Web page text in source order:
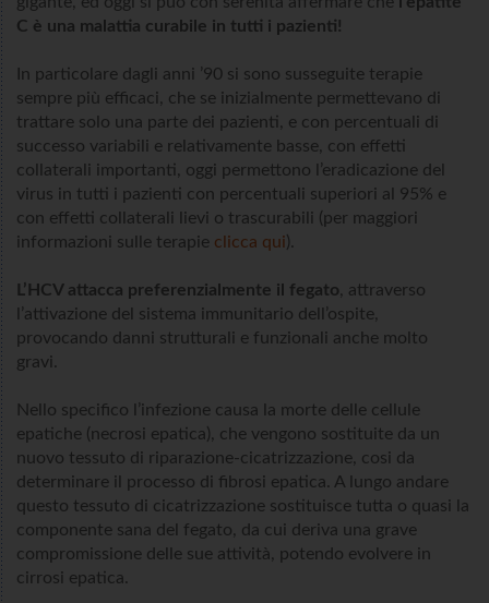
C è una malattia curabile in tutti i pazienti!
In particolare dagli anni ’90 si sono susseguite terapie
sempre più efficaci, che se inizialmente permettevano di
trattare solo una parte dei pazienti, e con percentuali di
successo variabili e relativamente basse, con effetti
collaterali importanti, oggi permettono l’eradicazione del
virus in tutti i pazienti con percentuali superiori al 95% e
con effetti collaterali lievi o trascurabili (per maggiori
informazioni sulle terapie clicca qui).
L’HCV attacca preferenzialmente il fegato , attraverso
l’attivazione del sistema immunitario dell’ospite,
provocando danni strutturali e funzionali anche molto
gravi.
Nello specifico l’infezione causa la morte delle cellule
epatiche (necrosi epatica), che vengono sostituite da un
nuovo tessuto di riparazione-cicatrizzazione, cosi da
determinare il processo di fibrosi epatica. A lungo andare
questo tessuto di cicatrizzazione sostituisce tutta o quasi la
componente sana del fegato, da cui deriva una grave
compromissione delle sue attività, potendo evolvere in
cirrosi epatica.